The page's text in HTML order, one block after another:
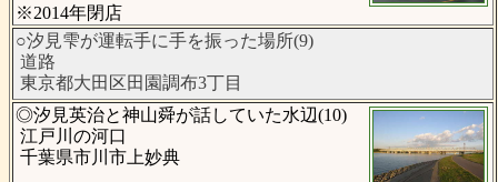
※2014年閉店
○汐見雫が運転手に手を振った場所(9)
道路
東京都大田区田園調布3丁目
◎汐見英治と神山舜が話していた水辺(10)
江戸川の河口
千葉県市川市上妙典